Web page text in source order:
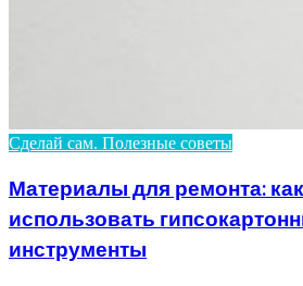
Сделай сам. Полезные советы
Материалы для ремонта:
использовать
инструменты